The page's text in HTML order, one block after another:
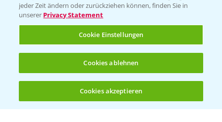
(noch 4)
Folgen Sie uns
Allgemeine Nutzungsbedingungen
Datenschutzerklärung
jeder Zeit ändern oder zurückziehen können, finden Sie in
unserer Privacy Statement
Cookie Einstellungen
Cookies ablehnen
Cookies akzeptieren